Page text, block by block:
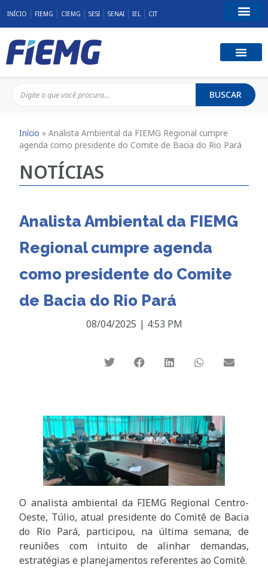
INÍCIO FIEMG CIEMG SESI SENAI IEL CIT
BUSCAR
Início »Analista Ambiental da FIEMG Regional cumpre
agenda como presidente do Comite de Bacia do Rio Pará
NOTÍCIAS
Analista Ambiental da FIEMG
Regional cumpre agenda
como presidente do Comite
de Bacia do Rio Pará
08/04/2025 | 4:53 PM
O analista ambiental da FIEMG Regional Centro-
Oeste, Túlio, atual presidente do Comitê de Bacia
do Rio Pará, participou, na última semana, de
reuniões com intuito de alinhar demandas,
estratégias e planejamentos referentes ao Comitê.